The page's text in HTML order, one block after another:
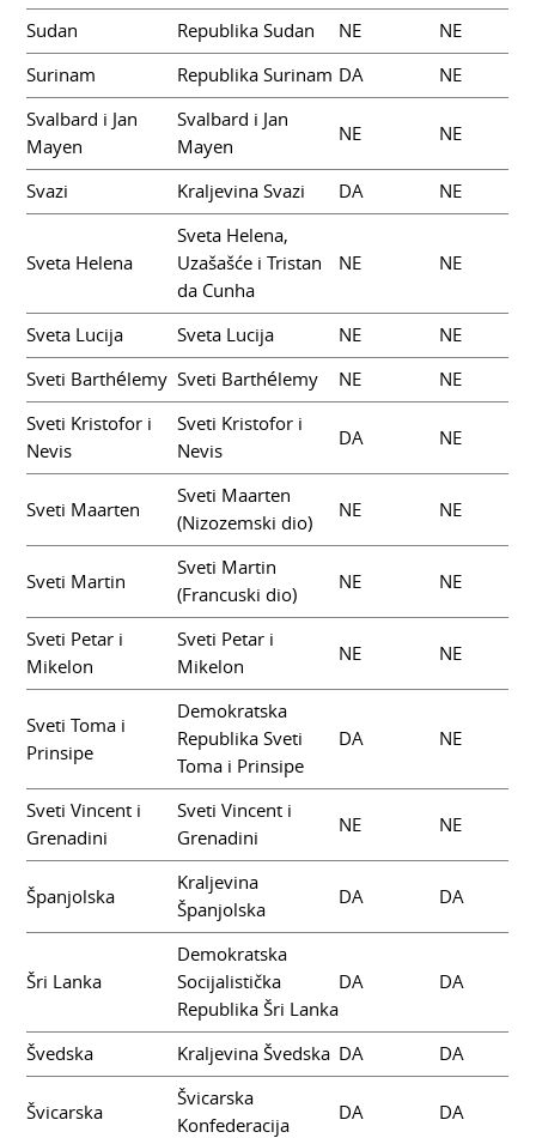
Sudan Republika Sudan NE
NE
Surinam
Republika Surinam DA
NE
Svalbard i Jan
Mayen
Svalbard i Jan
Mayen
NE NE
Svazi Kraljevina Svazi DA NE
Sveta Helena
Sveta Helena,
Uzašašće i Tristan
da Cunha
NE NE
Sveta Lucija Sveta Lucija NE
NE
Sveti Barthélemy Sveti Barthélemy NE
NE
Sveti Kristofor i
Nevis
Sveti Kristofor i
Nevis
DA NE
Sveti Maarten
Sveti Maarten
(Nizozemski dio)
NE NE
Sveti Martin
Sveti Martin
(Francuski dio)
NE NE
Sveti Petar i
Mikelon
Sveti Petar i
Mikelon
NE NE
Sveti Toma i
Prinsipe
Demokratska
Republika Sveti
Toma i Prinsipe
DA NE
Sveti Vincent i
Grenadini
Sveti Vincent i
Grenadini
NE NE
Španjolska
Kraljevina
Španjolska
DA DA
Šri Lanka
Demokratska
Socijalistička
Republika Šri Lanka
DA DA
Švedska Kraljevina Švedska DA DA
Švicarska
Švicarska
Konfederacija
DA DA